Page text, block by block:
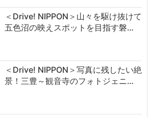
＜Drive! NIPPON＞山々を駆け抜けて
五色沼の映えスポットを目指す磐…
＜Drive! NIPPON＞写真に残したい絶
景！三豊～観音寺のフォトジェニ…